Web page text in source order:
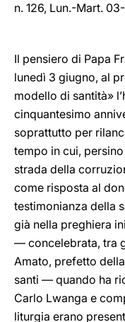
n. 126, Lun.-Mart.
Il pensiero di Papa
lunedì 3 giugno, al
modello di santità»
cinquantesimo
soprattutto per
tempo in cui, persino
strada della
come risposta al
testimonianza della
già nella preghiera
— concelebrata, tra
Amato, prefetto
santi — quando ha
Carlo Lwanga e
liturgia erano